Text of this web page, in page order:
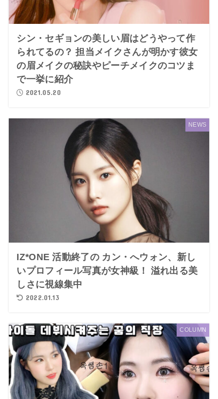
シン・セギョンの美しい眉はどうやって作
られてるの？ 担当メイクさんが明かす彼女
の眉メイクの秘訣やピーチメイクのコツま
で一挙に紹介
2021.05.20
NEWS
IZ*ONE 活動終了の カン・へウォン、新し
いプロフィール写真が女神級！ 溢れ出る美
しさに視線集中
2022.01.13
COLUMN